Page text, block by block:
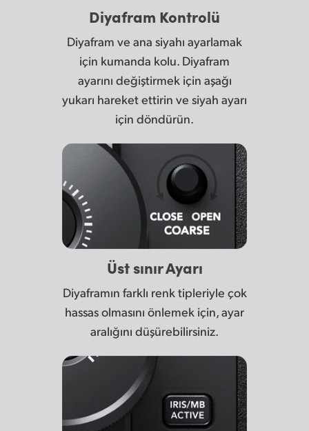
Diyafram Kontrolü
Diyafram ve ana siyahı ayarlamak
için kumanda kolu. Diyafram
ayarını değiştirmek için aşağı
yukarı hareket ettirin ve siyah ayarı
için döndürün.
Üst sınır Ayarı
Diyaframın farklı renk tipleriyle çok
hassas olmasını önlemek için, ayar
aralığını düşürebilirsiniz.